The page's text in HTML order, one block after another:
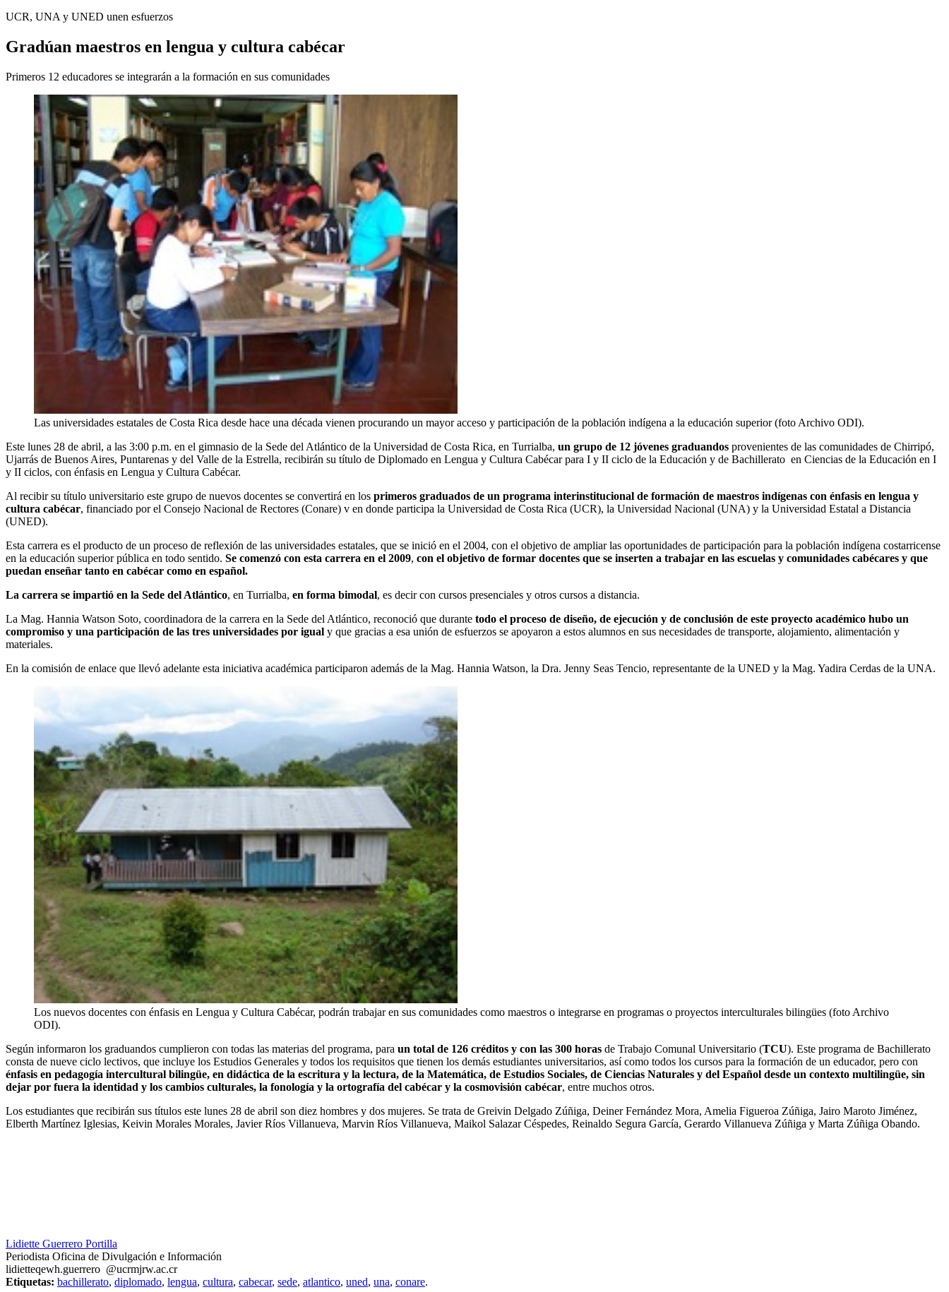
UCR, UNA y UNED unen esfuerzos
Gradúan maestros en lengua y cultura cabécar
Primeros 12 educadores se integrarán a la formación en sus comunidades
Las universidades estatales de Costa Rica desde hace una década vienen procurando un mayor acceso y participación de la población indígena a la educación superior (foto Archivo ODI).
Este lunes 28 de abril, a las 3:00 p.m. en el gimnasio de la Sede del Atlántico de la Universidad de Costa Rica, en Turrialba, un grupo de 12 jóvenes graduandos provenientes de las comunidades de Chirripó,
Ujarrás de Buenos Aires, Puntarenas y del Valle de la Estrella, recibirán su título de Diplomado en Lengua y Cultura Cabécar para I y II ciclo de la Educación y de Bachillerato en Ciencias de la Educación en I
y II ciclos, con énfasis en Lengua y Cultura Cabécar.
Al recibir su título universitario este grupo de nuevos docentes se convertirá en los primeros graduados de un programa interinstitucional de formación de maestros indígenas con énfasis en lengua y
cultura cabécar, financiado por el Consejo Nacional de Rectores (Conare) v en donde participa la Universidad de Costa Rica (UCR), la Universidad Nacional (UNA) y la Universidad Estatal a Distancia
(UNED).
Esta carrera es el producto de un proceso de reflexión de las universidades estatales, que se inició en el 2004, con el objetivo de ampliar las oportunidades de participación para la población indígena costarricense
en la educación superior pública en todo sentido. Se comenzó con esta carrera en el 2009, con el objetivo de formar docentes que se inserten a trabajar en las escuelas y comunidades cabécares y que
puedan enseñar tanto en cabécar como en español.
La carrera se impartió en la Sede del Atlántico, en Turrialba, en forma bimodal, es decir con cursos presenciales y otros cursos a distancia.
La Mag. Hannia Watson Soto, coordinadora de la carrera en la Sede del Atlántico, reconoció que durante todo el proceso de diseño, de ejecución y de conclusión de este proyecto académico hubo un
compromiso y una participación de las tres universidades por igual y que gracias a esa unión de esfuerzos se apoyaron a estos alumnos en sus necesidades de transporte, alojamiento, alimentación y
materiales.
En la comisión de enlace que llevó adelante esta iniciativa académica participaron además de la Mag. Hannia Watson, la Dra. Jenny Seas Tencio, representante de la UNED y la Mag. Yadira Cerdas de la UNA.
Los nuevos docentes con énfasis en Lengua y Cultura Cabécar, podrán trabajar en sus comunidades como maestros o integrarse en programas o proyectos interculturales bilingües (foto Archivo
ODI).
Según informaron los graduandos cumplieron con todas las materias del programa, para un total de 126 créditos y con las 300 horas de Trabajo Comunal Universitario (TCU). Este programa de Bachillerato
consta de nueve ciclo lectivos, que incluye los Estudios Generales y todos los requisitos que tienen los demás estudiantes universitarios, así como todos los cursos para la formación de un educador, pero con
énfasis en pedagogía intercultural bilingüe, en didáctica de la escritura y la lectura, de la Matemática, de Estudios Sociales, de Ciencias Naturales y del Español desde un contexto multilingüe, sin
dejar por fuera la identidad y los cambios culturales, la fonología y la ortografía del cabécar y la cosmovisión cabécar, entre muchos otros.
Los estudiantes que recibirán sus títulos este lunes 28 de abril son diez hombres y dos mujeres. Se trata de Greivin Delgado Zúñiga, Deiner Fernández Mora, Amelia Figueroa Zúñiga, Jairo Maroto Jiménez,
Elberth Martínez Iglesias, Keivin Morales Morales, Javier Ríos Villanueva, Marvin Ríos Villanueva, Maikol Salazar Céspedes, Reinaldo Segura García, Gerardo Villanueva Zúñiga y Marta Zúñiga Obando.
Lidiette Guerrero Portilla
Periodista Oficina de Divulgación e Información
lidietteqewh.guerrero @ucrmjrw.ac.cr
Etiquetas: bachillerato, diplomado, lengua, cultura, cabecar, sede, atlantico, uned, una, conare.